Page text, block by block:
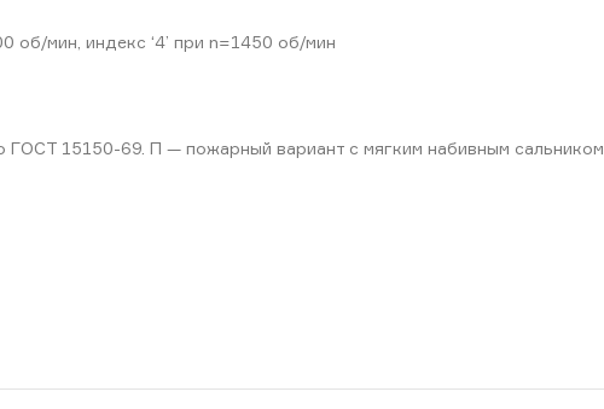
об/мин, индекс ‘4’ при n=1450 об/мин
ГОСТ 15150-69. П — пожарный вариант с мягким набивным сальником